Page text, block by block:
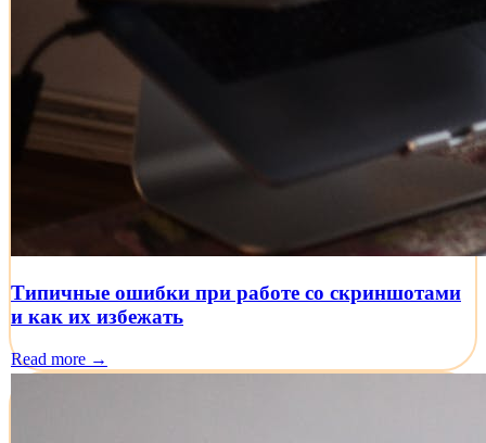
Типичные ошибки при работе со скриншотами
и как их избежать
Read more →